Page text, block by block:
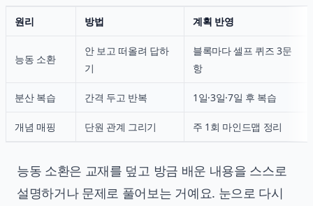
원리 방법 계획 반영
능동 소환
안 보고 떠올려 답하
기
블록마다 셀프 퀴즈 3문
항
분산 복습 간격 두고 반복 1일·3일·7일 후 복습
개념 매핑 단원 관계 그리기 주 1회 마인드맵 정리
능동 소환은 교재를 덮고 방금 배운 내용을 스스로
설명하거나 문제로 풀어보는 거예요. 눈으로 다시